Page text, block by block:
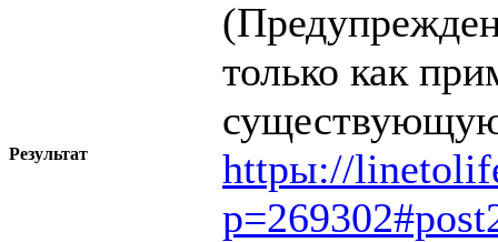
только как
Результат
httpы://